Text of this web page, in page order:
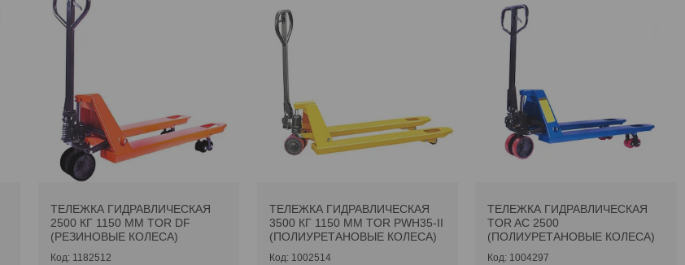
ТЕЛЕЖКА ГИДРАВЛИЧЕСКАЯ
2500 КГ 1150 ММ TOR DF
(РЕЗИНОВЫЕ КОЛЕСА)
1182512
ТЕЛЕЖКА ГИДРАВЛИЧЕСКАЯ
3500 КГ 1150 ММ TOR PWH35-II
(ПОЛИУРЕТАНОВЫЕ КОЛЕСА)
1002514
ТЕЛЕЖКА ГИДРАВЛИЧЕСКАЯ
TOR AC 2500
(ПОЛИУРЕТАНОВЫЕ КОЛЕСА)
1004297